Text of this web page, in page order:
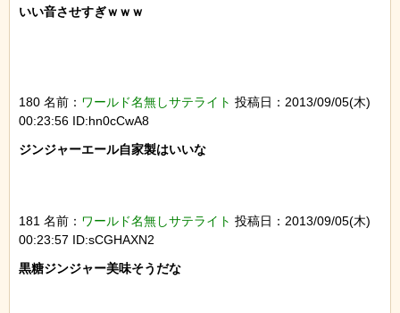
いい音させすぎｗｗｗ
180 名前： ワールド名無しサテライト 投稿日：2013/09/05(木)
00:23:56 ID:hn0cCwA8
ジンジャーエール自家製はいいな
181 名前： ワールド名無しサテライト 投稿日：2013/09/05(木)
00:23:57 ID:sCGHAXN2
黒糖ジンジャー美味そうだな